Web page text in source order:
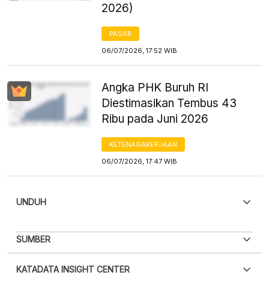
2026)
PASAR
06/07/2026, 17:52 WIB
Angka PHK Buruh RI
Diestimasikan Tembus 43
Ribu pada Juni 2026
KETENAGAKERJAAN
06/07/2026, 17:47 WIB
UNDUH
PDF PNG
XLS
SUMBER
punya akun?Silakan Daftar sekarang
KATADATA INSIGHT CENTER